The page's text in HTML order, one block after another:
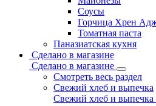
Соусы
Горчица Хрен
Томатная паста
Паназиатская кухня
Сделано в магазине
Сделано в магазине
Смотреть весь раздел
Свежий хлеб и выпечка
Свежий хлеб и выпечка